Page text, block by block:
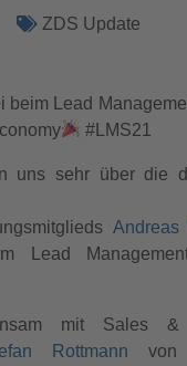
ZDS Update
beim Lead
#LMS21
uns sehr über die
Andreas
Lead
mit Sales &
Rottmann von